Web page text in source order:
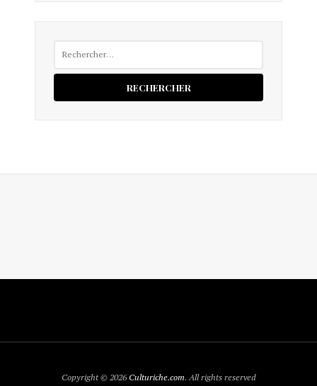
Copyright © 2026Culturiche.com. All rights reserved